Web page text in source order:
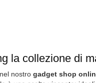
la collezione di
nostro gadget shop